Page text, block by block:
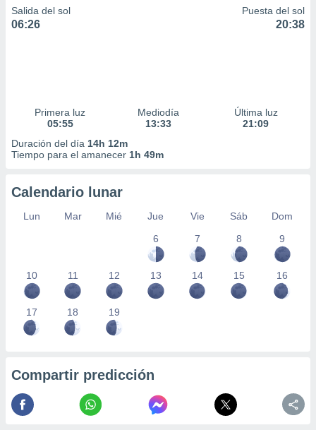
Salida del sol
06:26
Puesta del sol
20:38
Primera luz
05:55
Mediodía
13:33
Última luz
21:09
Duración del día 14h 12m
Tiempo para el amanecer 1h 49m
Calendario lunar
Lun Mar Mié Jue Vie Sáb
Dom
6
7 8 9
10 11 12 13 14 15 16
17 18 19
Compartir predicción